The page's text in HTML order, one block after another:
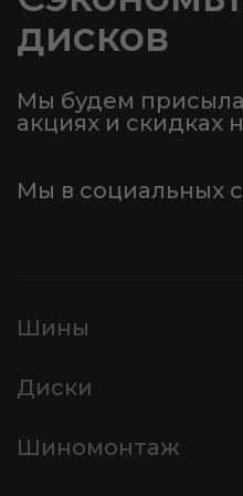
дисков
Мы будем
акциях и скидках
Мы в социальных
Шины
Диски
Шиномонтаж